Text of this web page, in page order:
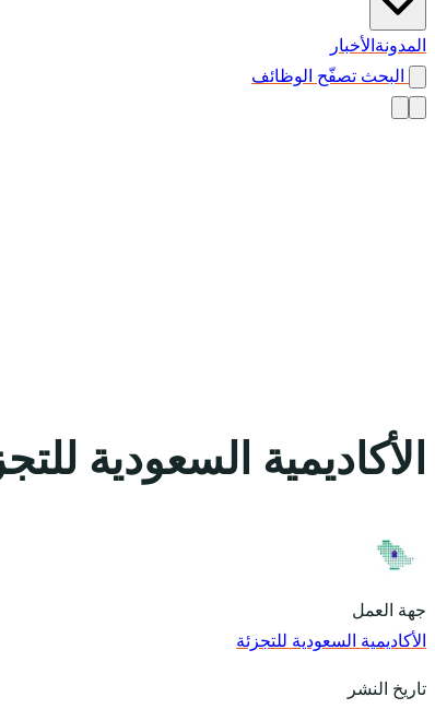
المدونة الأخبار
البحث تصفّح الوظائف
الأكاديمية السعودية
جهة العمل
الأكاديمية السعودية للتجزئة
تاريخ النشر